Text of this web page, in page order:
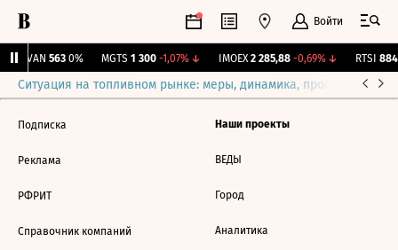
Войти
AVAN 563 0% MGTS 1 300 -1,07%↓ IMOEX 2 285,88 -0,69%↓ RTSI
Ситуация на топливном рынке: меры, динамика, прогнозы
Подписка
Реклама
РФРИТ
Справочник компаний
Наши проекты
ВЕДЫ
Город
Аналитика